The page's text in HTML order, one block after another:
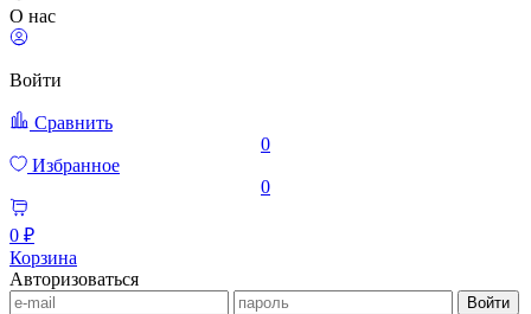
О нас
Войти
Сравнить
0
Избранное
0
0 ₽
Корзина
Авторизоваться
Войти